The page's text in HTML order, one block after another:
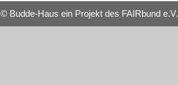
© Budde-Haus ein Projekt des FAIRbund e.V.